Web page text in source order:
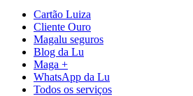
Cartão Luiza
Cliente Ouro
Magalu seguros
Blog da Lu
Maga +
WhatsApp da Lu
Todos os serviços